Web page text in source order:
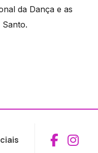
da Dança e as